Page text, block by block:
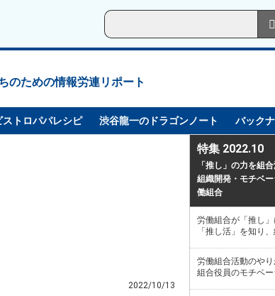
のための情報労連リポート
ストロパパレシピ 渋谷龍一のドラゴンノート バック
2022/10/13
特集 2022.10
「推し」の力を組
組織開発・モチベ
働組合
労働組合が「推し
「推し活」を知り
労働組合活動のや
組合役員のモチベ